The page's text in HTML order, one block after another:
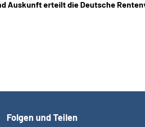
Auskunft erteilt die Deutsche
Folgen und Teilen